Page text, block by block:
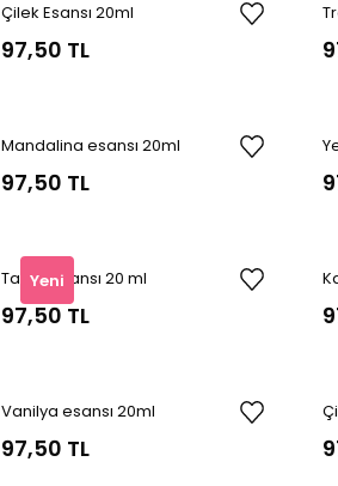
Çilek Esansı 20ml
97,50 TL
Mandalina esansı 20ml
97,50 TL
Yeni
Tarçın Esansı 20 ml
97,50 TL
Vanilya esansı 20ml
97,50 TL